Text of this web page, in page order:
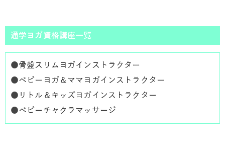
通学ヨガ資格講座一覧
●骨盤スリムヨガインストラクター
●ベビーヨガ＆ママヨガインストラクター
● リトル＆キッズヨガインストラクター
●ベビーチャクラマッサージ